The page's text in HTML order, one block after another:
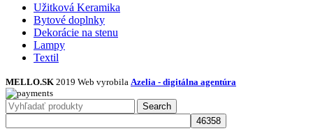
Užitková Keramika
Bytové doplnky
Dekorácie na stenu
Lampy
Textil
MELLO.SK 2019 Web vyrobila Azelia - digitálna agentúra
Search